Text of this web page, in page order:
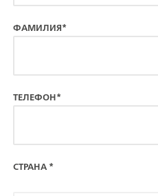
ФАМИЛИЯ*
ТЕЛЕФОН*
СТРАНА*